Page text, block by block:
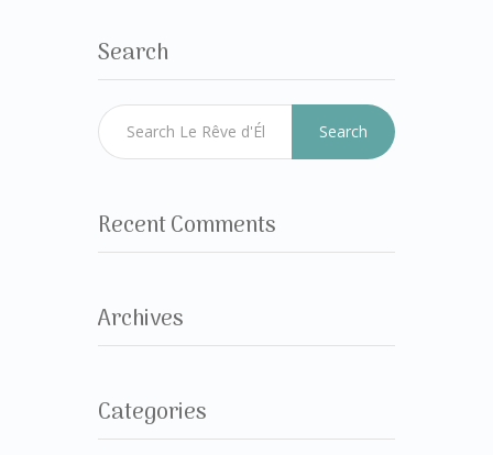
Search
Search
Recent Comments
Archives
Categories